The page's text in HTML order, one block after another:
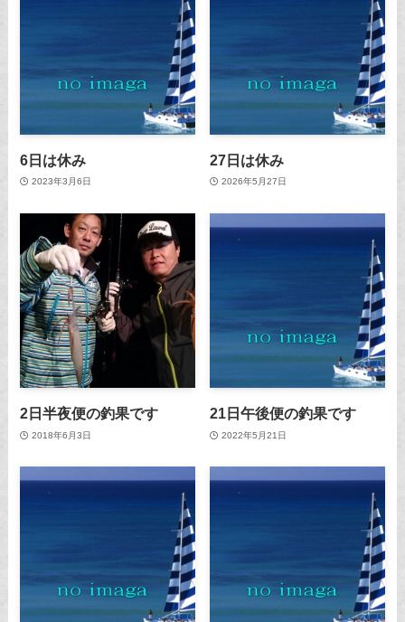
6日は休み
2023年3月6日
27日は休み
2026年5月27日
2日半夜便の釣果です
2018年6月3日
21日午後便の釣果です
2022年5月21日